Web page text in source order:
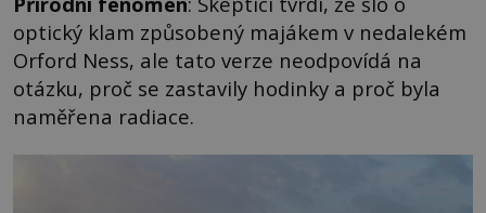
optický klam způsobený majákem v nedalekém
Orford Ness, ale tato verze neodpovídá na
otázku, proč se zastavily hodinky a proč byla
naměřena radiace.